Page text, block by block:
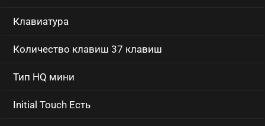
Клавиатура
Количество клавиш 37 клавиш
Тип HQ мини
Initial Touch Есть